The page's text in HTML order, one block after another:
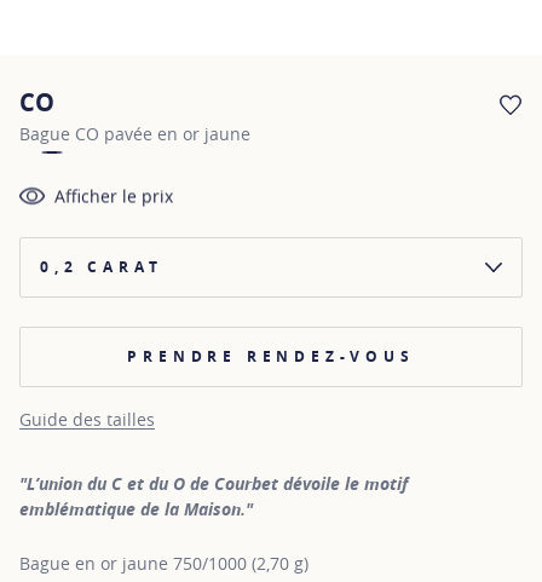
CO
Bague CO pavée en or jaune
Afficher le prix
0,2 CARAT
PRENDRE RENDEZ-VOUS
Guide des tailles
"L’union du C et du O de Courbet dévoile le motif
emblématique de la Maison."
Bague en or jaune 750/1000 (2,70 g)